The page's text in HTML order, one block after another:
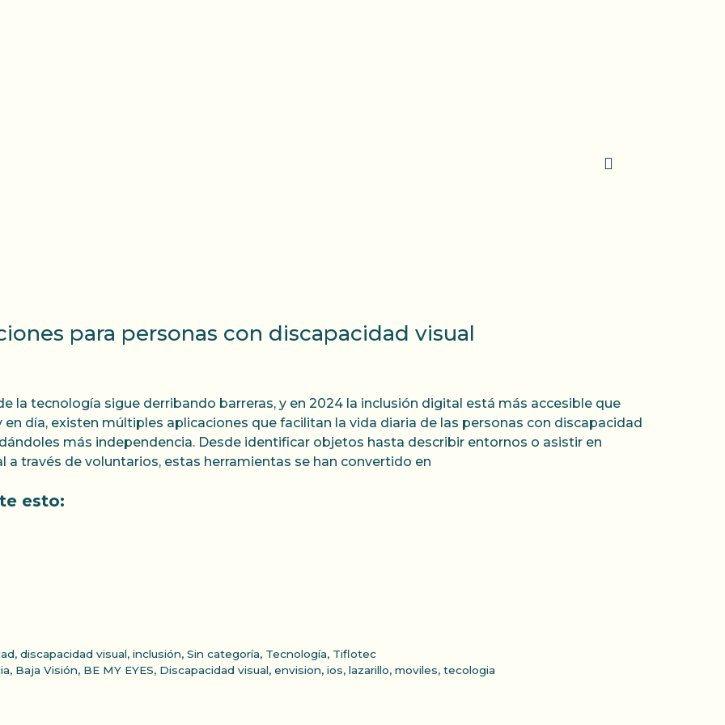
para personas con discapacidad visual
la tecnología sigue derribando barreras, y en 2024 la inclusión digital está más accesible que
en día, existen múltiples aplicaciones que facilitan la vida diaria de las personas con discapacidad
más independencia. Desde identificar objetos hasta describir entornos o asistir en
a través de voluntarios, estas herramientas se han convertido en
esto:
,discapacidad visual,inclusión,Sin categoría, Tecnología, Tiflotec
, Baja Visión, BE MY EYES, Discapacidad visual,envision,ios,lazarillo,moviles,tecologia